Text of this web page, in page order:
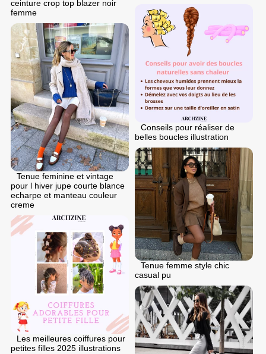
ceinture crop top blazer noir
femme
Conseils pour réaliser de
belles boucles illustration
Tenue feminine et vintage
pour l hiver jupe courte blance
echarpe et manteau couleur
creme
Tenue femme style chic
casual pu
Les meilleures coiffures pour
petites filles 2025 illustrations